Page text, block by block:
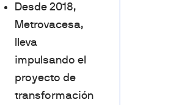
Desde 2018,
Metrovacesa,
lleva
impulsando el
proyecto de
transformación